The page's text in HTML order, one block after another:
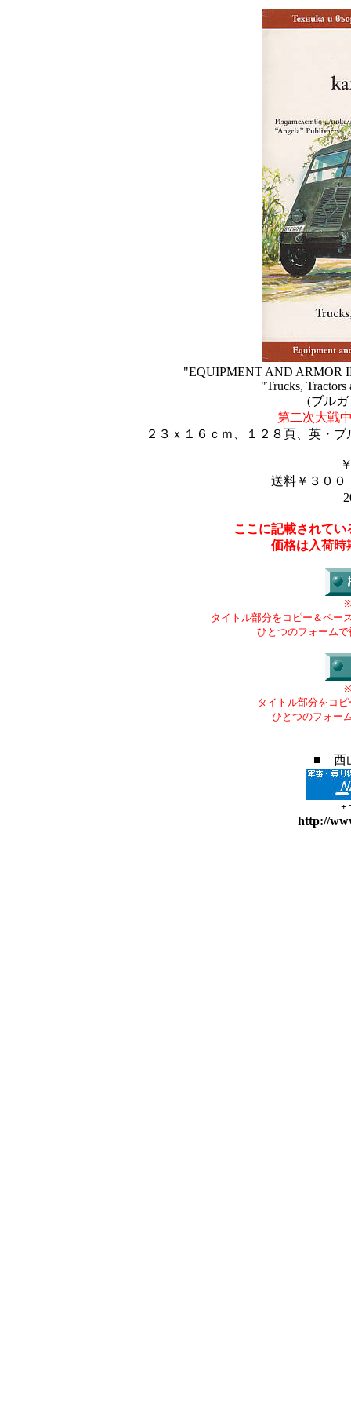
"EQUIPMENT AND ARMOR
"Trucks,
(ブル
第二次大戦
２３ｘ１６ｃｍ、１２８頁、英・
送料￥３００
ここに記載されて
価格は入荷時
タイトル部分をコピー＆ペー
ひとつのフォーム
タイトル部分をコ
ひとつのフォー
■ 西
+
http://